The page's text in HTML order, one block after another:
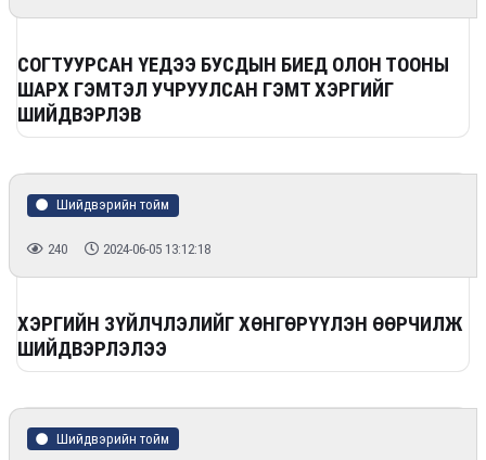
СОГТУУРСАН ҮЕДЭЭ БУСДЫН БИЕД ОЛОН ТООНЫ
ШАРХ ГЭМТЭЛ УЧРУУЛСАН ГЭМТ ХЭРГИЙГ
ШИЙДВЭРЛЭВ
Шийдвэрийн тойм
240 2024-06-05 13:12:18
ХЭРГИЙН ЗҮЙЛЧЛЭЛИЙГ ХӨНГӨРҮҮЛЭН ӨӨРЧИЛЖ
ШИЙДВЭРЛЭЛЭЭ
Шийдвэрийн тойм